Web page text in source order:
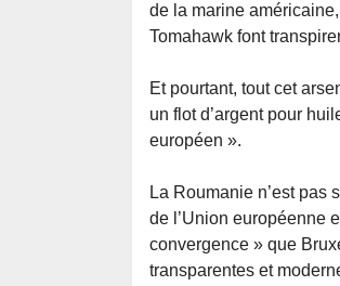
de la marine
Tomahawk font
Et pourtant, tout cet
un flot d’argent pour
européen ».
La Roumanie n’est pas
de l’Union européenne
convergence » que
transparentes et